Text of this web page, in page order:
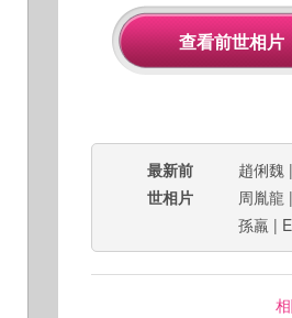
最新前
世相片
趙俐魏
周胤龍
孫羸 |